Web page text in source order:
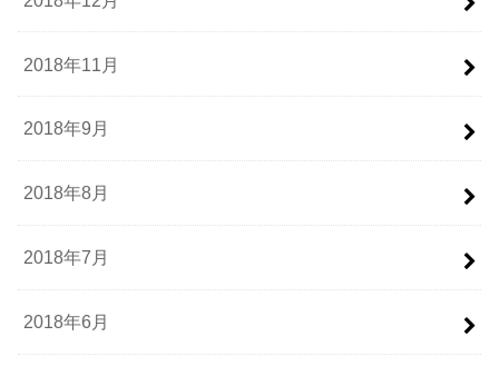
2018年11月
2018年9月
2018年8月
2018年7月
2018年6月